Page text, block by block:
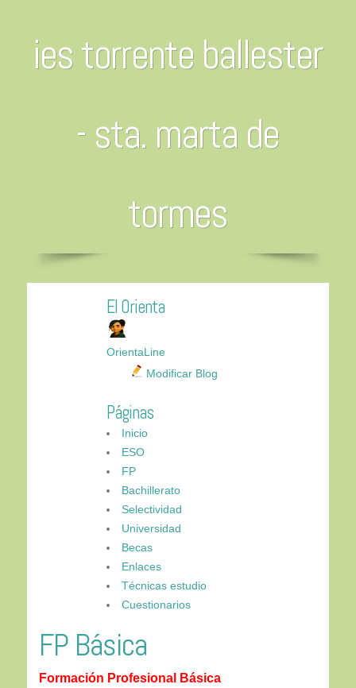
ies torrente ballester
- sta. marta de
tormes
El Orienta
OrientaLine
Modificar Blog
Páginas
Inicio
ESO
FP
Bachillerato
Selectividad
Universidad
Becas
Enlaces
Técnicas estudio
Cuestionarios
FP Básica
Formación Profesional Básica